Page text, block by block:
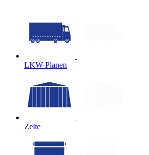
LKW-Planen
Zelte